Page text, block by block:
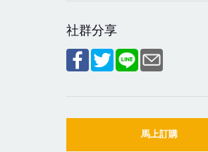
社群分享
馬上訂購